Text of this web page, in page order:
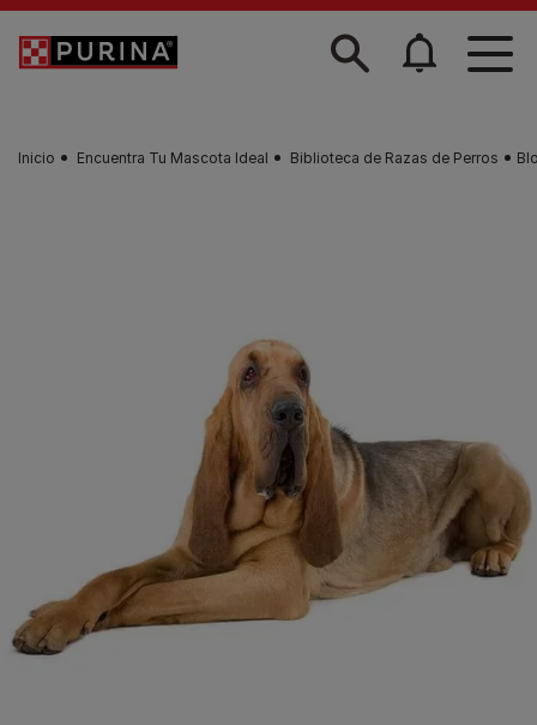
Skip to main content
Inicio Encuentra Tu Mascota Ideal Biblioteca de Razas de Perros